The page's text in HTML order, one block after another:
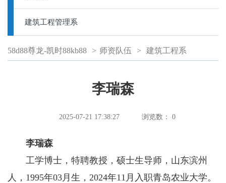
建筑工程管理系
58d88尊龙-凯时88kb88 > 师资队伍 > 建筑工程系
李瑞森
2025-07-21 17:38:27 浏览数： 0
李瑞森
工学博士，特聘教授，硕士生导师，山东滨州
人，1995年03月生，2024年11月入职青岛农业大学。